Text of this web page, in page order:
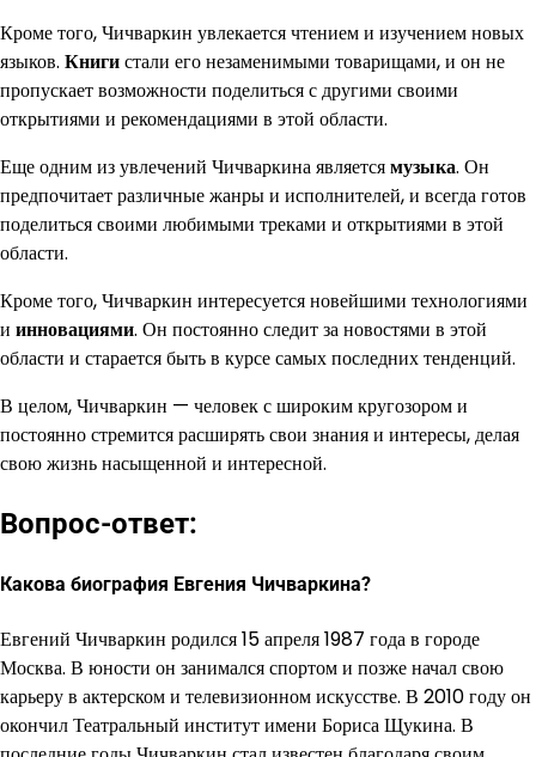
Кроме того, Чичваркин увлекается чтением и изучением новых
языков. Книгистали его незаменимыми товарищами, и он не
пропускает возможности поделиться с другими своими
открытиями и рекомендациями в этой области.
Еще одним из увлечений Чичваркина являетсямузыка. Он
предпочитает различные жанры и исполнителей, и всегда готов
поделиться своими любимыми треками и открытиями в этой
области.
Кроме того, Чичваркин интересуется новейшими технологиями
и инновациями. Он постоянно следит за новостями в этой
области и старается быть в курсе самых последних тенденций.
В целом, Чичваркин — человек с широким кругозором и
постоянно стремится расширять свои знания и интересы, делая
свою жизнь насыщенной и интересной.
Вопрос-ответ:
Какова биография Евгения Чичваркина?
Евгений Чичваркин родился 15 апреля 1987 года в городе
Москва. В юности он занимался спортом и позже начал свою
карьеру в актерском и телевизионном искусстве. В 2010 году он
окончил Театральный институт имени Бориса Щукина. В